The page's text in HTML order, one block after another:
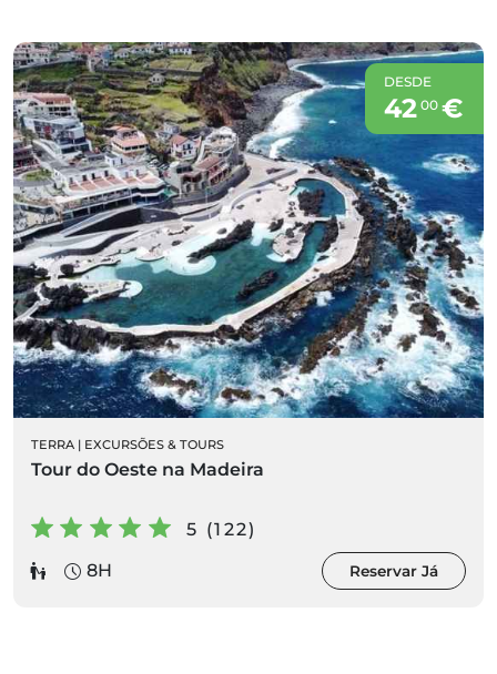
DESDE
42 00€
TERRA | EXCURSÕES & TOURS
Tour do Oeste na Madeira
5 (122)
8H
Reservar Já